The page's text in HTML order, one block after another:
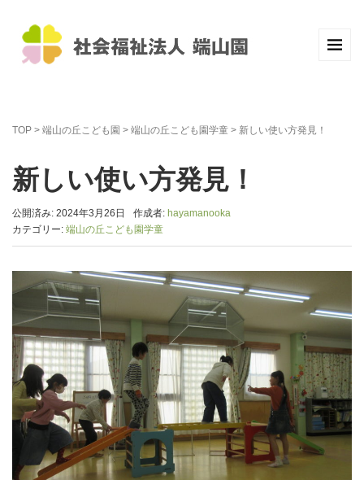
TOP > 端山の丘こども園 > 端山の丘こども園学童 > 新しい使い方発見！
新しい使い方発見！
公開済み: 2024年3月26日 作成者: hayamanooka
カテゴリー: 端山の丘こども園学童